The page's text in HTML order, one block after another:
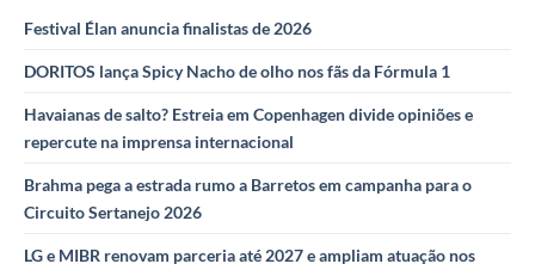
Festival Élan anuncia finalistas de 2026
DORITOS lança Spicy Nacho de olho nos fãs da Fórmula 1
Havaianas de salto? Estreia em Copenhagen divide opiniões e
repercute na imprensa internacional
Brahma pega a estrada rumo a Barretos em campanha para o
Circuito Sertanejo 2026
LG e MIBR renovam parceria até 2027 e ampliam atuação nos